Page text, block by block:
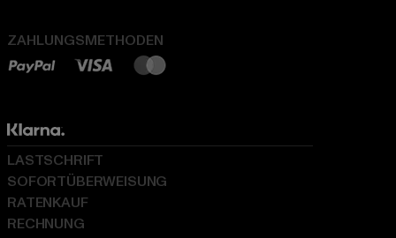
ZAHLUNGSMETHODEN
LASTSCHRIFT
SOFORTÜBERWEISUNG
RATENKAUF
RECHNUNG